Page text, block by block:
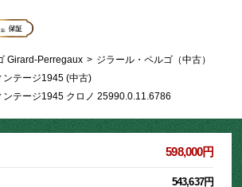
Girard-Perregaux > ジラール・ペルゴ（中古）
ンテージ1945 (中古)
ンテージ1945 クロノ 25990.0.11.6786
598,000円
543,637円